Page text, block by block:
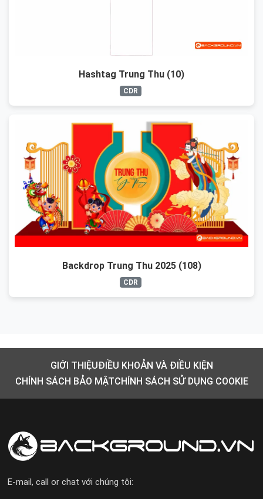
Hashtag Trung Thu (10)
CDR
Backdrop Trung Thu 2025 (108)
CDR
GIỚI THIỆUĐIỀU KHOẢN VÀ ĐIỀU KIỆN
CHÍNH SÁCH BẢO MẬTCHÍNH SÁCH SỬ DỤNG COOKIE
E-mail, call or chat với chúng tôi: